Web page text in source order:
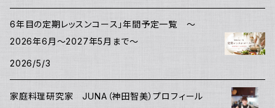
6年目の定期レッスンコース」年間予定一覧 ～
2026年6月～2027年5月まで～
2026/5/3
家庭料理研究家 JUNA（神田智美）プロフィール